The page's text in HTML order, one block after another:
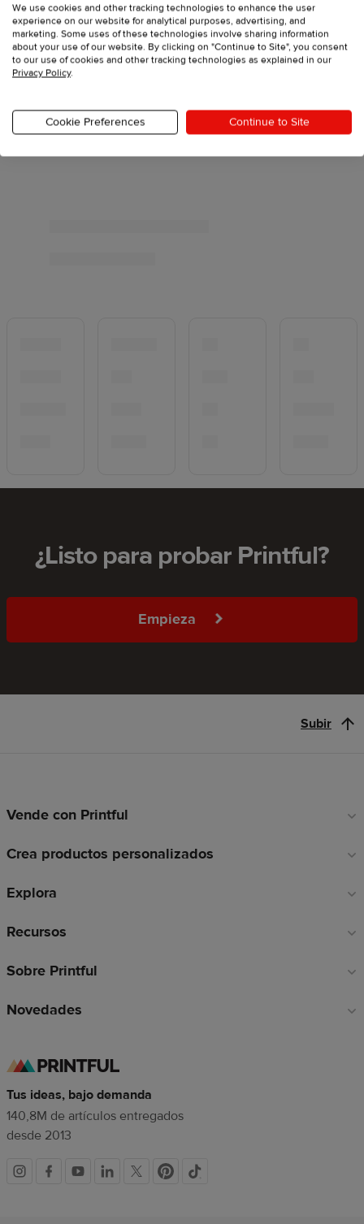
¿Listo para probar Printful?
Empieza
Subir
Enlaces
pie
página
Vende con Printful
Crea productos personalizados
Explora
Recursos
Sobre Printful
Novedades
Tus ideas, bajo demanda
140,8M de artículos entregados
desde 2013
Redes
We use cookies and other tracking technologies to enhance the user
experience on our website for analytical purposes, advertising, and
marketing. Some uses of these technologies involve sharing information
about your use of our website. By clicking on "Continue to Site", you consent
to our use of cookies and other tracking technologies as explained in our
Privacy Policy.
Cookie Preferences Continue to Site